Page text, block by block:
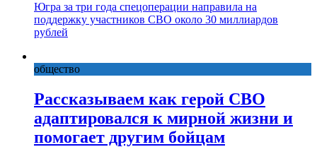
Югра за три года спецоперации направила на
поддержку участников СВО около 30 миллиардов
рублей
общество
Рассказываем как герой СВО
адаптировался к мирной жизни и
помогает другим бойцам